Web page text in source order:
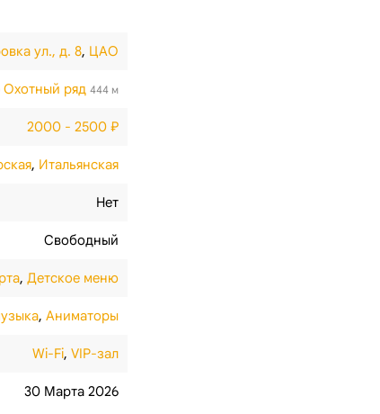
ул., д. 8, ЦАО
Охотный ряд 444 м
2000 - 2500 ₽
, Итальянская
Нет
Свободный
, Детское меню
, Аниматоры
Wi-Fi, VIP-зал
30 Марта 2026